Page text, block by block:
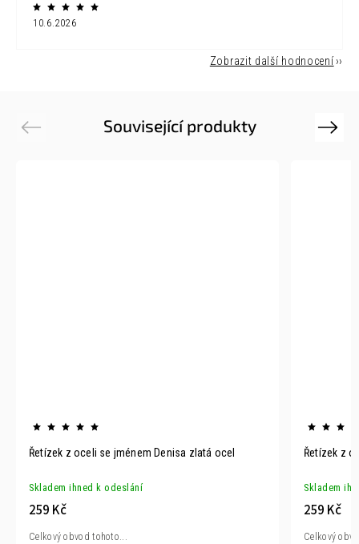
10.6.2026
Zobrazit další hodnocení
Související produkty
Previous
Řetízek z oceli se jménem Denisa zlatá ocel
Skladem ihned k odeslání
259 Kč
Celkový obvod tohoto...
Řetízek z
Skladem
259 Kč
Celkový
Next